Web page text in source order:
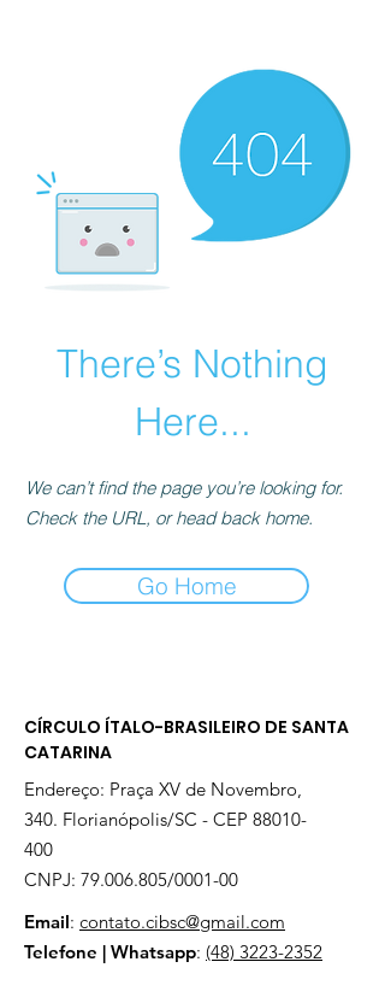
There’s Nothing
Here...
We can’t find the page you’re looking for.
Check the URL, or head back home.
Go Home
CÍRCULO ÍTALO-BRASILEIRO DE SANTA
CATARINA
Endereço: Praça XV de Novembro,
340. Florianópolis/SC - CEP 88010-
400
CNPJ: 79.006.805/0001-00
Email: contato.cibsc@gmail.com
Telefone | Whatsapp: (48) 3223-2352